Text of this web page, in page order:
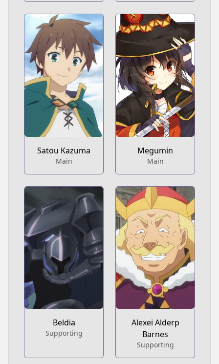
Megumin
Main
Satou Kazuma
Main
Alexei Alderp
Barnes
Supporting
Beldia
Supporting